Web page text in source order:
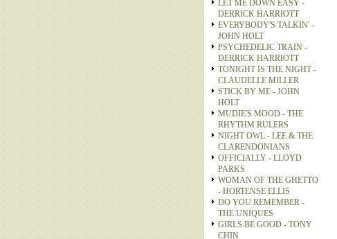
LET ME DOWN EASY -
DERRICK HARRIOTT
EVERYBODY'S TALKIN' -
JOHN HOLT
PSYCHEDELIC TRAIN -
DERRICK HARRIOTT
TONIGHT IS THE NIGHT -
CLAUDELLE MILLER
STICK BY ME - JOHN
HOLT
MUDIE'S MOOD - THE
RHYTHM RULERS
NIGHT OWL - LEE & THE
CLARENDONIANS
OFFICIALLY - LLOYD
PARKS
WOMAN OF THE GHETTO
- HORTENSE ELLIS
DO YOU REMEMBER -
THE UNIQUES
GIRLS BE GOOD - TONY
CHIN